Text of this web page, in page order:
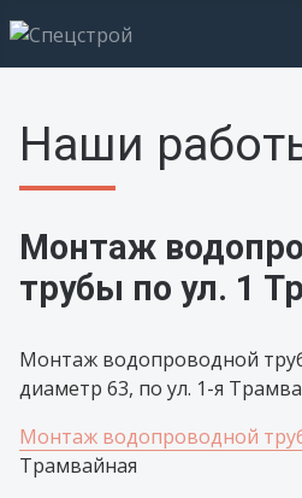
Наши
Монтаж
трубы по ул. 1
Монтаж водопроводной
диаметр 63, по ул. 1-я
Монтаж водопроводной
Трамвайная